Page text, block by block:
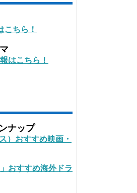
こちら！
はこちら！
ナップ
）おすすめ映画・
おすすめ海外ドラ